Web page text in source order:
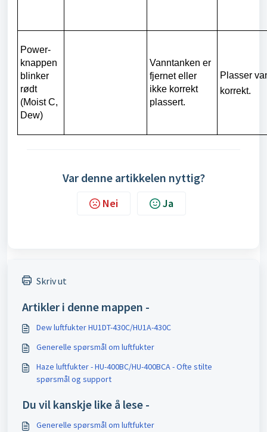
Power-
knappen
blinker
rødt
(Moist C,
Dew)
Vanntanken er
fjernet eller
ikke korrekt
plassert.
Plasser
korrekt.
Var denne artikkelen nyttig?
Nei Ja
Skriv ut
Artikler i denne mappen -
Dew luftfukter HU1DT-430C/HU1A-430C
Generelle spørsmål om luftfukter
Haze luftfukter - HU-400BC/HU-400BCA - Ofte stilte
spørsmål og support
Du vil kanskje like å lese -
Generelle spørsmål om luftfukter